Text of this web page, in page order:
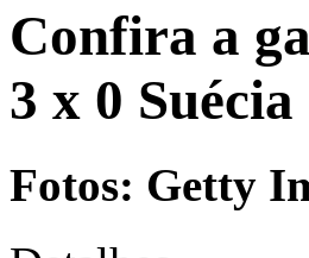
Confira a
3 x 0 Suécia
Fotos: Getty